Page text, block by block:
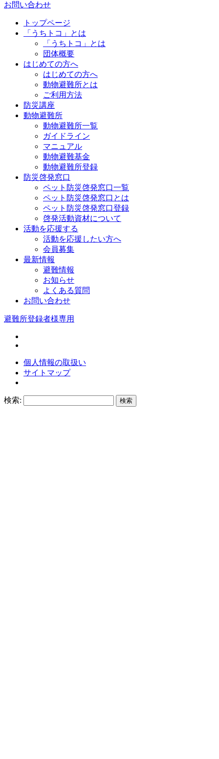
お問い合わせ
トップページ
「うちトコ」とは
「うちトコ」とは
団体概要
はじめての方へ
はじめての方へ
動物避難所とは
ご利用方法
防災講座
動物避難所
動物避難所一覧
ガイドライン
マニュアル
動物避難基金
動物避難所登録
防災啓発窓口
ペット防災啓発窓口一覧
ペット防災啓発窓口とは
ペット防災啓発窓口登録
啓発活動資材について
活動を応援する
活動を応援したい方へ
会員募集
最新情報
避難情報
お知らせ
よくある質問
お問い合わせ
避難所登録者様専用
個人情報の取扱い
サイトマップ
検索: